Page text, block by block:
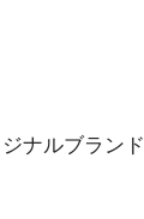
ナルブランド